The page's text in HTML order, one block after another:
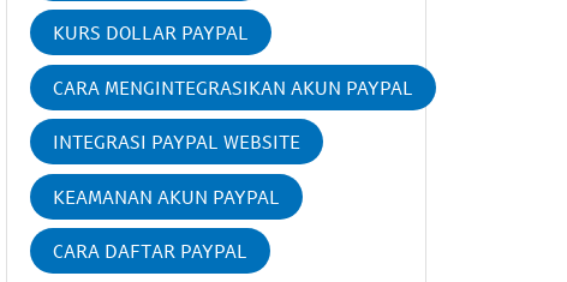
KURS DOLLAR PAYPAL
CARA MENGINTEGRASIKAN AKUN PAYPAL
INTEGRASI PAYPAL WEBSITE
KEAMANAN AKUN PAYPAL
CARA DAFTAR PAYPAL